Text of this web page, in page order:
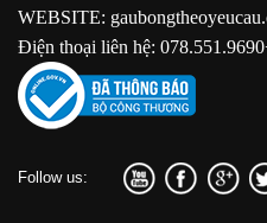
WEBSITE:
Điện thoại liên hệ:
Follow us: